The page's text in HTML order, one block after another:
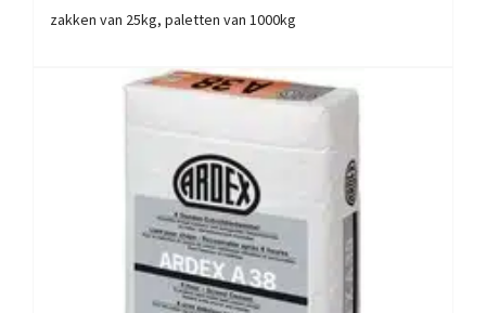
zakken van 25kg, paletten van 1000kg